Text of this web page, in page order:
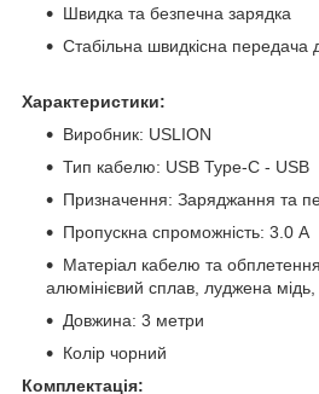
Швидка та безпечна зарядка
Стабільна швидкісна передача
Характеристики:
Виробник: USLION
Тип кабелю: USB Type-C - USB
Призначення: Заряджання та
Пропускна спроможність: 3.0 A
Матеріал кабелю та
алюмінієвий сплав, луджена
Довжина: 3 метри
Колір чорний
Комплектація: